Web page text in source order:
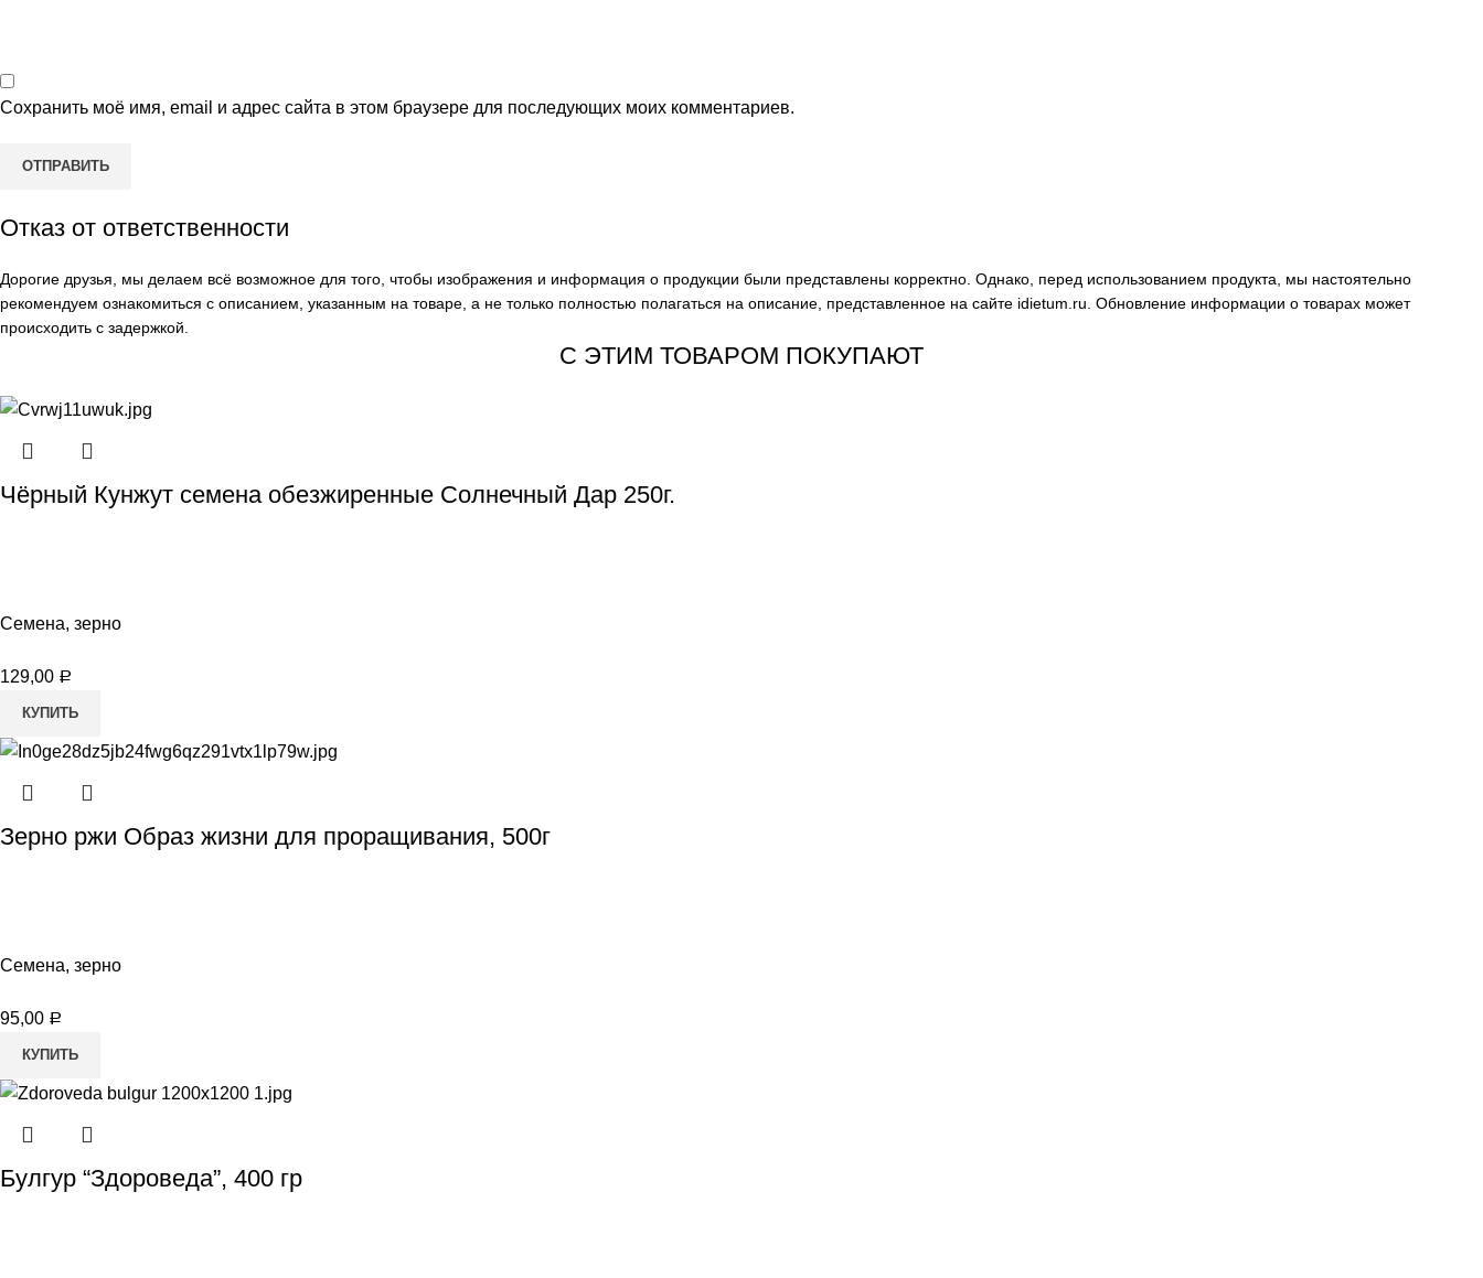
Сохранить моё имя, email и адрес сайта в этом браузере для последующих моих комментариев.
Отказ от ответственности
Дорогие друзья, мы делаем всё возможное для того, чтобы изображения и информация о продукции были представлены корректно. Однако, перед использованием продукта, мы настоятельно
рекомендуем ознакомиться с описанием, указанным на товаре, а не только полностью полагаться на описание, представленное на сайте idietum.ru . Обновление информации о товарах может
происходить с задержкой.
С ЭТИМ ТОВАРОМ ПОКУПАЮТ
Чёрный Кунжут семена обезжиренные Солнечный Дар 250г.
Семена, зерно
129,00 Р
КУПИТЬ
Зерно ржи Образ жизни для проращивания, 500г
Семена, зерно
95,00 Р
КУПИТЬ
Булгур “Здороведа”, 400 гр